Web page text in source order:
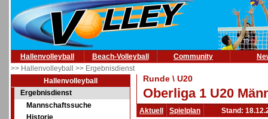
Hallenvolleyball Beach-Volleyball Community
>> Hallenvolleyball >> Ergebnisdienst
Hallenvolleyball
Ergebnisdienst
Mannschaftssuche
Historie
Runde \ U20
Oberliga 1 U20
Aktuell Spielplan Stand: